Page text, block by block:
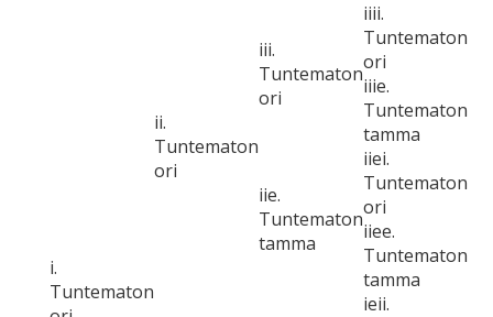
i.
Tuntematon
ii.
Tuntematon
ori
iii.
Tuntematon
ori
iiii.
Tuntematon
ori
iiie.
Tuntematon
tamma
iie.
Tuntematon
tamma
iiei.
Tuntematon
ori
iiee.
Tuntematon
tamma
ieii.